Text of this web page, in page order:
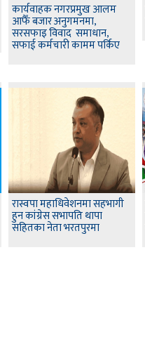
कार्यवाहक नगरप्रमुख आलम
आफैँ बजार अनुगमनमा,
सरसफाइ विवाद समाधान,
सफाई कर्मचारी कामम पर्किए
रास्वपा महाधिवेशनमा सहभागी
हुन कांग्रेस सभापति थापा
सहितका नेता भरतपुरमा